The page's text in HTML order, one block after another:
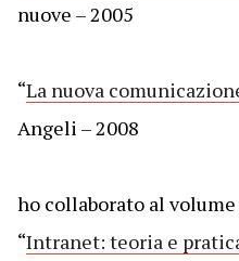
nuove – 2005
“La nuova
Angeli – 2008
ho collaborato al
“Intranet: teoria e